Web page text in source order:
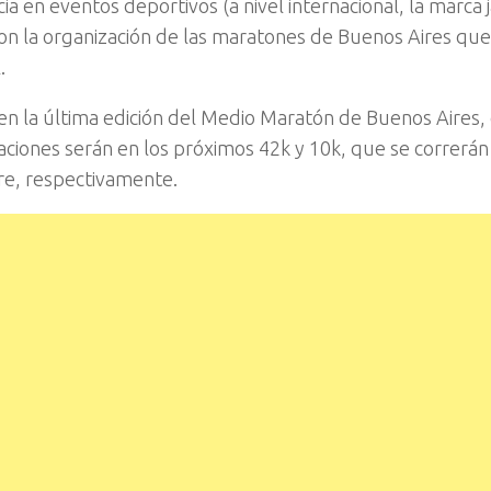
en eventos deportivos (a nivel internacional, la marca
la organización de las maratones de Buenos Aires
la última edición del Medio Maratón de Buenos Aires,
serán en los próximos 42k y 10k, que se correrán
respectivamente.